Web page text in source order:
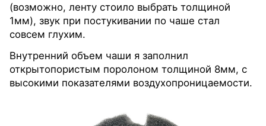
(возможно, ленту стоило выбрать толщиной
1мм), звук при постукивании по чаше стал
совсем глухим.
Внутренний объем чаши я заполнил
открытопористым поролоном толщиной 8мм, с
высокими показателями воздухопроницаемости.